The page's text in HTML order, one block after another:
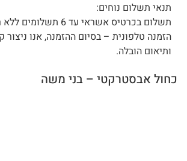
תנאי תשלום נוחים:
תשלום בכרטיס אשראי עד 6 תשלומים ללא ריבית.
הזמנה טלפונית – בסיום ההזמנה, אנו
ותיאום הובלה.
כחול אבסטרקטי – בני משה